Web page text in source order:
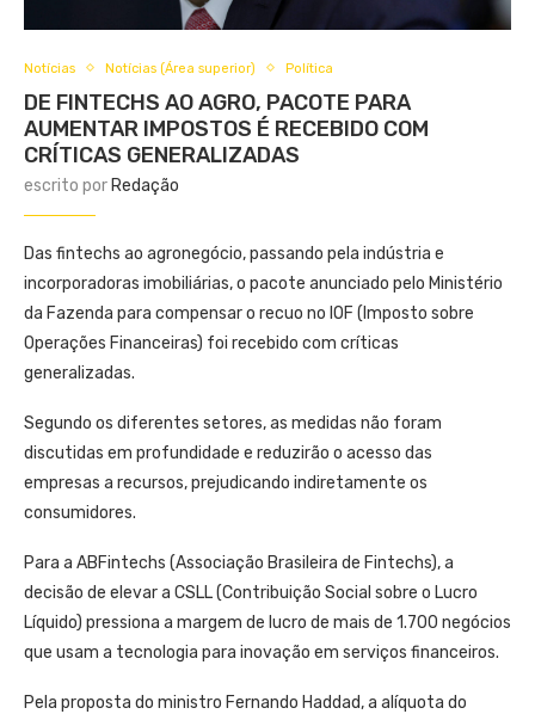
Notícias Notícias (Área superior) Política
DE FINTECHS AO AGRO, PACOTE PARA
AUMENTAR IMPOSTOS É RECEBIDO COM
CRÍTICAS GENERALIZADAS
escrito por Redação
Das fintechs ao agronegócio, passando pela indústria e
incorporadoras imobiliárias, o pacote anunciado pelo Ministério
da Fazenda para compensar o recuo no IOF (Imposto sobre
Operações Financeiras) foi recebido com críticas
generalizadas.
Segundo os diferentes setores, as medidas não foram
discutidas em profundidade e reduzirão o acesso das
empresas a recursos, prejudicando indiretamente os
consumidores.
Para a ABFintechs (Associação Brasileira de Fintechs), a
decisão de elevar a CSLL (Contribuição Social sobre o Lucro
Líquido) pressiona a margem de lucro de mais de 1.700 negócios
que usam a tecnologia para inovação em serviços financeiros.
Pela proposta do ministro Fernando Haddad, a alíquota do